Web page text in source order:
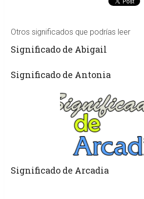
Otros significados que podrías leer
Significado de Abigail
Significado de Antonia
Significado de Arcadia